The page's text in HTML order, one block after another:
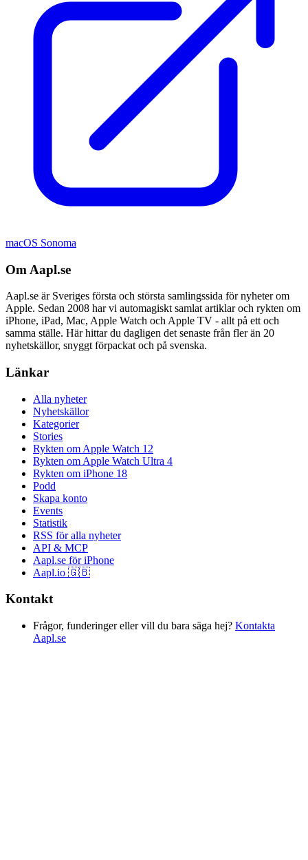
macOS Sonoma
Om Aapl.se
Aapl.se är Sveriges första och största samlingssida för nyheter om
Apple. Sedan 2008 har vi automagiskt samlat artiklar och rykten om
iPhone, iPad, Mac, Apple Watch och Apple TV - allt på ett och
samma ställe. Här hittar du dagligen det senaste från fler än 20
nyhetskällor, snyggt förpackat och på svenska.
Länkar
Alla nyheter
Nyhetskällor
Kategorier
Stories
Rykten om Apple Watch 12
Rykten om Apple Watch Ultra 4
Rykten om iPhone 18
Podd
Skapa konto
Events
Statistik
RSS för alla nyheter
API & MCP
Aapl.se för iPhone
Aapl.io 🇬🇧
Kontakt
Frågor, funderinger eller vill du bara säga hej? Kontakta
Aapl.se